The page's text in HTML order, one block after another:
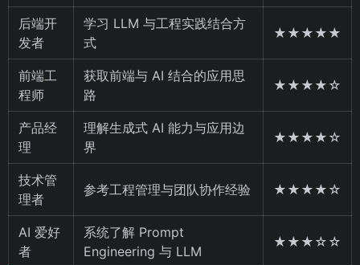
后端开
发者
学习 LLM 与工程实践结合方
式
★★★★★
前端工
程师
获取前端与 AI 结合的应用思
路
★★★★☆
产品经
理
理解生成式 AI 能力与应用边
界
★★★★☆
技术管
理者
参考工程管理与团队协作经验 ★★★★☆
AI 爱好
者
系统了解 Prompt
Engineering 与 LLM
★★★☆☆